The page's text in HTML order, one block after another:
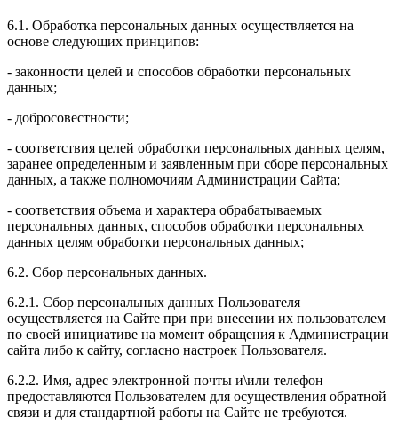
6.1. Обработка персональных данных осуществляется на
основе следующих принципов:
- законности целей и способов обработки персональных
данных;
- добросовестности;
- соответствия целей обработки персональных данных целям,
заранее определенным и заявленным при сборе персональных
данных, а также полномочиям Администрации Сайта;
- соответствия объема и характера обрабатываемых
персональных данных, способов обработки персональных
данных целям обработки персональных данных;
6.2. Сбор персональных данных.
6.2.1. Сбор персональных данных Пользователя
осуществляется на Сайте при при внесении их пользователем
по своей инициативе на момент обращения к Администрации
сайта либо к сайту, согласно настроек Пользователя.
6.2.2. Имя, адрес электронной почты и\или телефон
предоставляются Пользователем для осуществления обратной
связи и для стандартной работы на Сайте не требуются.